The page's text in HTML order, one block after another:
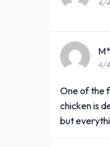
4/
4/
One of the
chicken is
but